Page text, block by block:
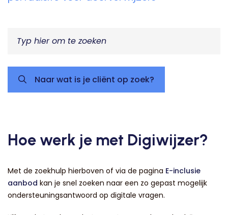
Naar wat is je cliënt op zoek?
Hoe werk je met Digiwijzer?
Met de zoekhulp hierboven of via de pagina E-inclusie
aanbod kan je snel zoeken naar een zo gepast mogelijk
ondersteuningsantwoord op digitale vragen.